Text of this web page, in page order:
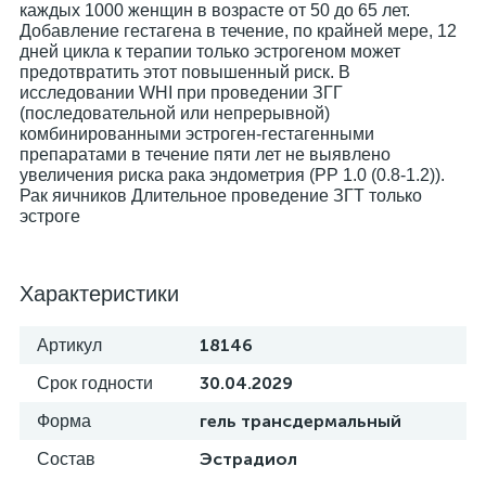
каждых 1000 женщин в возрасте от 50 до 65 лет.
Добавление гестагена в течение, по крайней мере, 12
дней цикла к терапии только эстрогеном может
предотвратить этот повышенный риск. В
исследовании WHI при проведении ЗГГ
(последовательной или непрерывной)
комбинированными эстроген-гестагенными
препаратами в течение пяти лет не выявлено
увеличения риска рака эндометрия (РР 1.0 (0.8-1.2)).
Рак яичников Длительное проведение ЗГТ только
эстроге
Характеристики
Артикул 18146
Срок годности 30.04.2029
Форма гель трансдермальный
Состав Эстрадиол